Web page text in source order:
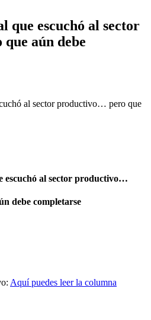
que escuchó al sector
aún debe
al sector productivo… pero que
escuchó al sector productivo…
debe completarse
Aquí puedes leer la columna